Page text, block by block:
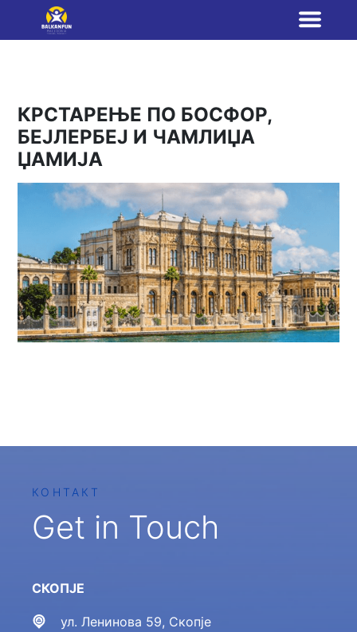
КРСТАРЕЊЕ ПО БОСФОР,
БЕЈЛЕРБЕЈ И ЧАМЛИЏА
ЏАМИЈА
КОНТАКТ
Get in Touch
СКОПЈЕ
ул. Ленинова 59, Скопје